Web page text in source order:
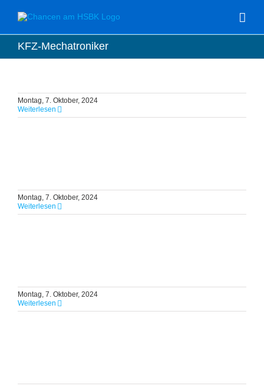
Inhalt
springen
KFZ-Mechatroniker
Montag, 7. Oktober, 2024
Weiterlesen
Montag, 7. Oktober, 2024
Weiterlesen
Montag, 7. Oktober, 2024
Weiterlesen